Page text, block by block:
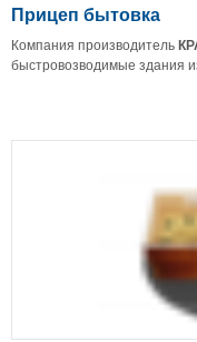
Прицеп бытовка
Компания производитель
быстровозводимые здания